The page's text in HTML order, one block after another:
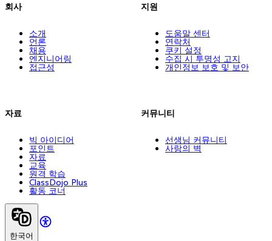
회사
소개
언론
채용
엔지니어링
접근성
자료
빅 아이디어
포인트
자료
교육
원격 학습
ClassDojo Plus
활동 코너
지원
도움말 센터
연락처
쿠키 설정
수집 시 투명성 고지
개인정보 보호 및 보안
커뮤니티
선생님 커뮤니티
사랑의 벽
한국어